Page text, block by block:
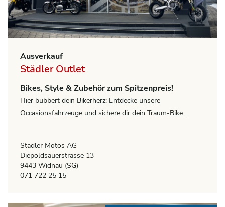
Ausverkauf
Städler Outlet
Bikes, Style & Zubehör zum Spitzenpreis!
Hier bubbert dein Bikerherz: Entdecke unsere
Occasionsfahrzeuge und sichere dir dein Traum-Bike...
Städler Motos AG
Diepoldsauerstrasse 13
9443 Widnau (SG)
071 722 25 15